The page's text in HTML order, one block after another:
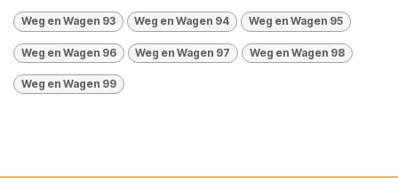
Weg en Wagen 93 Weg en Wagen 94 Weg en Wagen 95
Weg en Wagen 96 Weg en Wagen 97 Weg en Wagen 98
Weg en Wagen 99